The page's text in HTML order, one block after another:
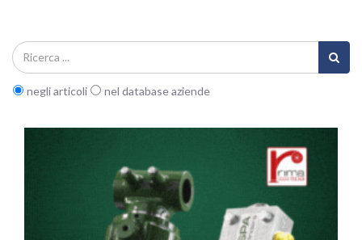
negli articoli nel database aziende